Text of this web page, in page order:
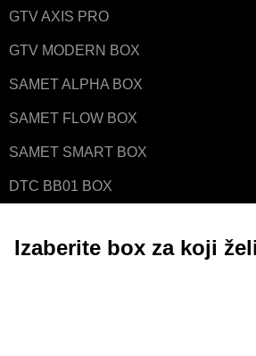
GTV AXIS PRO
GTV MODERN BOX
SAMET ALPHA BOX
SAMET FLOW BOX
SAMET SMART BOX
DTC BB01 BOX
Izaberite box za koji